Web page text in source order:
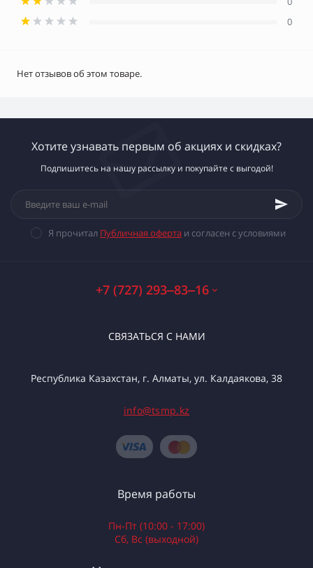
0
Нет отзывов об этом товаре.
Хотите узнавать первым об акциях и скидках?
Подпишитесь на нашу рассылку и покупайте с выгодой!
Я прочитал Публичная оферта и согласен с условиями
+7 (727) 293‒83‒16
СВЯЗАТЬСЯ С НАМИ
Республика Казахстан, г. Алматы, ул. Калдаякова, 38
info@tsmp.kz
Время работы
Пн-Пт (10:00 - 17:00)
Сб, Вс (выходной)